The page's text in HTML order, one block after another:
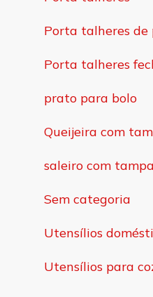
Porta talheres de
Porta talheres
prato para bolo
Queijeira com
saleiro com tampa
Sem categoria
Utensílios
Utensílios para